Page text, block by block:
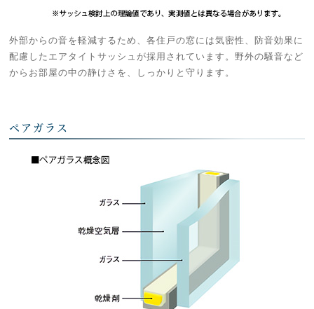
外部からの音を軽減するため、各住戸の窓には気密性、防音効果に
配慮したエアタイトサッシュが採用されています。野外の騒音など
からお部屋の中の静けさを、しっかりと守ります。
ペアガラス